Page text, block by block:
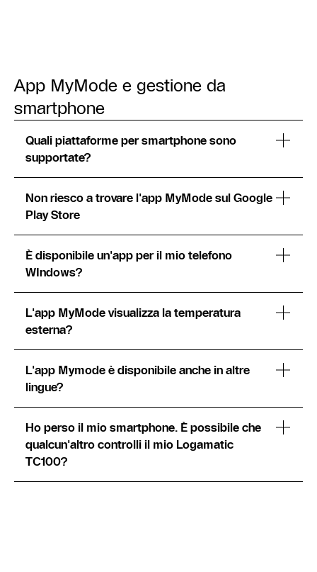
App MyMode e gestione da
smartphone
Quali piattaforme per smartphone sono
supportate?
Non riesco a trovare l'app MyMode sul Google
Play Store
È disponibile un'app per il mio telefono
WIndows?
L'app MyMode visualizza la temperatura
esterna?
L'app Mymode è disponibile anche in altre
lingue?
Ho perso il mio smartphone. È possibile che
qualcun'altro controlli il mio Logamatic
TC100?